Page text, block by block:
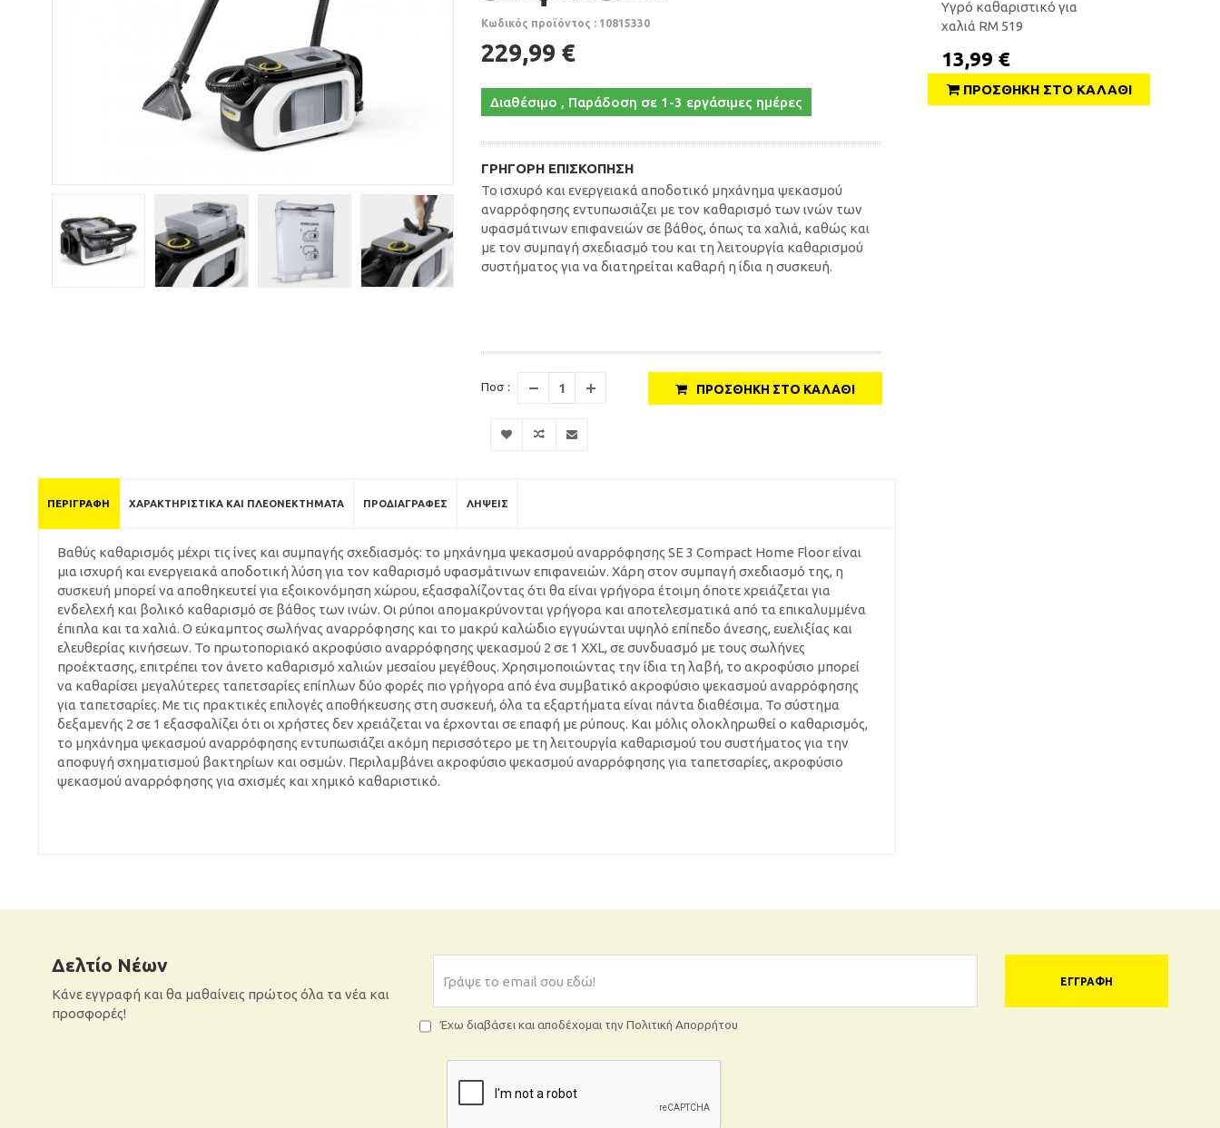
Κωδικός προϊόντος : 10815330
229,99 €
Διαθέσιμο , Παράδοση σε 1-3 εργάσιμες ημέρες
ΓΡΉΓΟΡΗ ΕΠΙΣΚΌΠΗΣΗ
Το ισχυρό και ενεργειακά αποδοτικό μηχάνημα ψεκασμού
αναρρόφησης εντυπωσιάζει με τον καθαρισμό των ινών των
υφασμάτινων επιφανειών σε βάθος, όπως τα χαλιά, καθώς και
με τον συμπαγή σχεδιασμό του και τη λειτουργία καθαρισμού
συστήματος για να διατηρείται καθαρή η ίδια η συσκευή.
Ποσ : ΠΡΟΣΘΉΚΗ ΣΤΟ ΚΑΛΆΘΙ
ΠΕΡΙΓΡΑΦΉ ΧΑΡΑΚΤΗΡΙΣΤΙΚΆ ΚΑΙ ΠΛΕΟΝΕΚΤΉΜΑΤΑ ΠΡΟΔΙΑΓΡΑΦΈΣ ΛΉΨΕΙΣ
Βαθύς καθαρισμός μέχρι τις ίνες και συμπαγής σχεδιασμός: το μηχάνημα ψεκασμού αναρρόφησης SE 3 Compact Home Floor είναι
μια ισχυρή και ενεργειακά αποδοτική λύση για τον καθαρισμό υφασμάτινων επιφανειών. Χάρη στον συμπαγή σχεδιασμό της, η
συσκευή μπορεί να αποθηκευτεί για εξοικονόμηση χώρου, εξασφαλίζοντας ότι θα είναι γρήγορα έτοιμη όποτε χρειάζεται για
ενδελεχή και βολικό καθαρισμό σε βάθος των ινών. Οι ρύποι απομακρύνονται γρήγορα και αποτελεσματικά από τα επικαλυμμένα
έπιπλα και τα χαλιά. Ο εύκαμπτος σωλήνας αναρρόφησης και το μακρύ καλώδιο εγγυώνται υψηλό επίπεδο άνεσης, ευελιξίας και
ελευθερίας κινήσεων. Το πρωτοποριακό ακροφύσιο αναρρόφησης ψεκασμού 2 σε 1 XXL, σε συνδυασμό με τους σωλήνες
προέκτασης, επιτρέπει τον άνετο καθαρισμό χαλιών μεσαίου μεγέθους. Χρησιμοποιώντας την ίδια τη λαβή, το ακροφύσιο μπορεί
να καθαρίσει μεγαλύτερες ταπετσαρίες επίπλων δύο φορές πιο γρήγορα από ένα συμβατικό ακροφύσιο ψεκασμού αναρρόφησης
για ταπετσαρίες. Με τις πρακτικές επιλογές αποθήκευσης στη συσκευή, όλα τα εξαρτήματα είναι πάντα διαθέσιμα. Το σύστημα
δεξαμενής 2 σε 1 εξασφαλίζει ότι οι χρήστες δεν χρειάζεται να έρχονται σε επαφή με ρύπους. Και μόλις ολοκληρωθεί ο καθαρισμός,
το μηχάνημα ψεκασμού αναρρόφησης εντυπωσιάζει ακόμη περισσότερο με τη λειτουργία καθαρισμού του συστήματος για την
αποφυγή σχηματισμού βακτηρίων και οσμών. Περιλαμβάνει ακροφύσιο ψεκασμού αναρρόφησης για ταπετσαρίες, ακροφύσιο
ψεκασμού αναρρόφησης για σχισμές και χημικό καθαριστικό.
Υγρό καθαριστικό για
χαλιά RM 519
13,99 €
ΠΡΟΣΘΉΚΗ ΣΤΟ ΚΑΛΆΘΙ
Δελτίο Νέων
Κάνε εγγραφή και θα μαθαίνεις πρώτος όλα τα νέα και
προσφορές!
ΕΓΓΡΑΦΉ
Έχω διαβάσει και αποδέχομαι την Πολιτική Απορρήτου